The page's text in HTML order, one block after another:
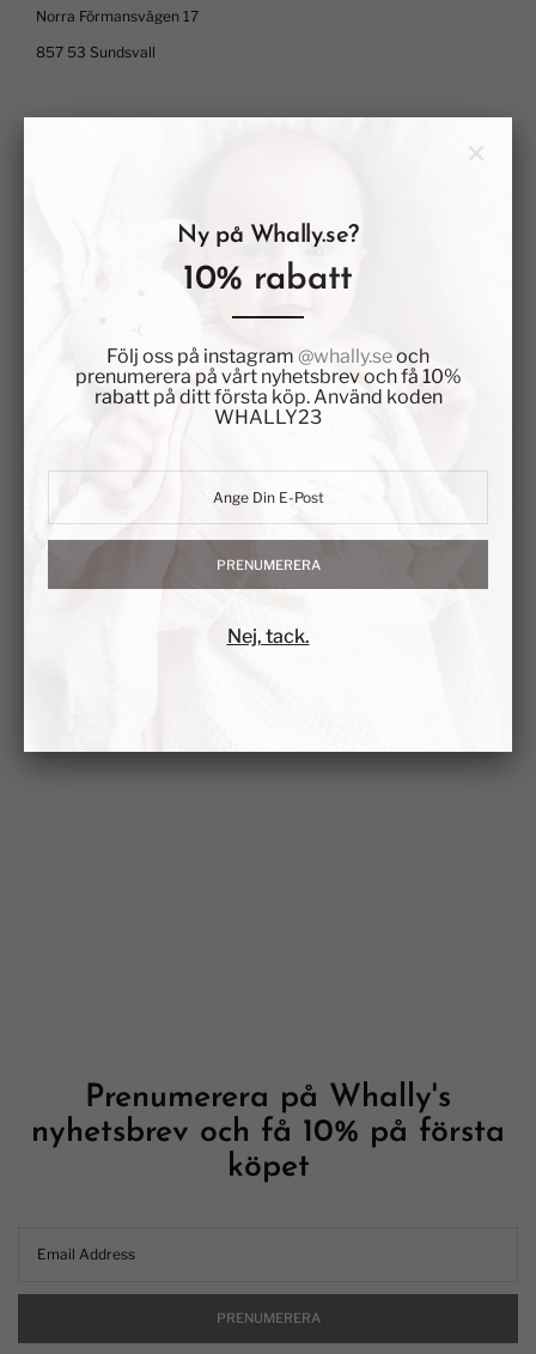
Norra Förmansvägen 17
857 53 Sundsvall
Prenumerera på Whally's
nyhetsbrev och få 10% på första
köpet
PRENUMERERA
Ny på Whally.se?
10% rabatt
Följ oss på instagram @whally.seoch
prenumerera på vårt nyhetsbrev och få 10%
rabatt på ditt första köp. Använd koden
WHALLY23
PRENUMERERA
Nej, tack.